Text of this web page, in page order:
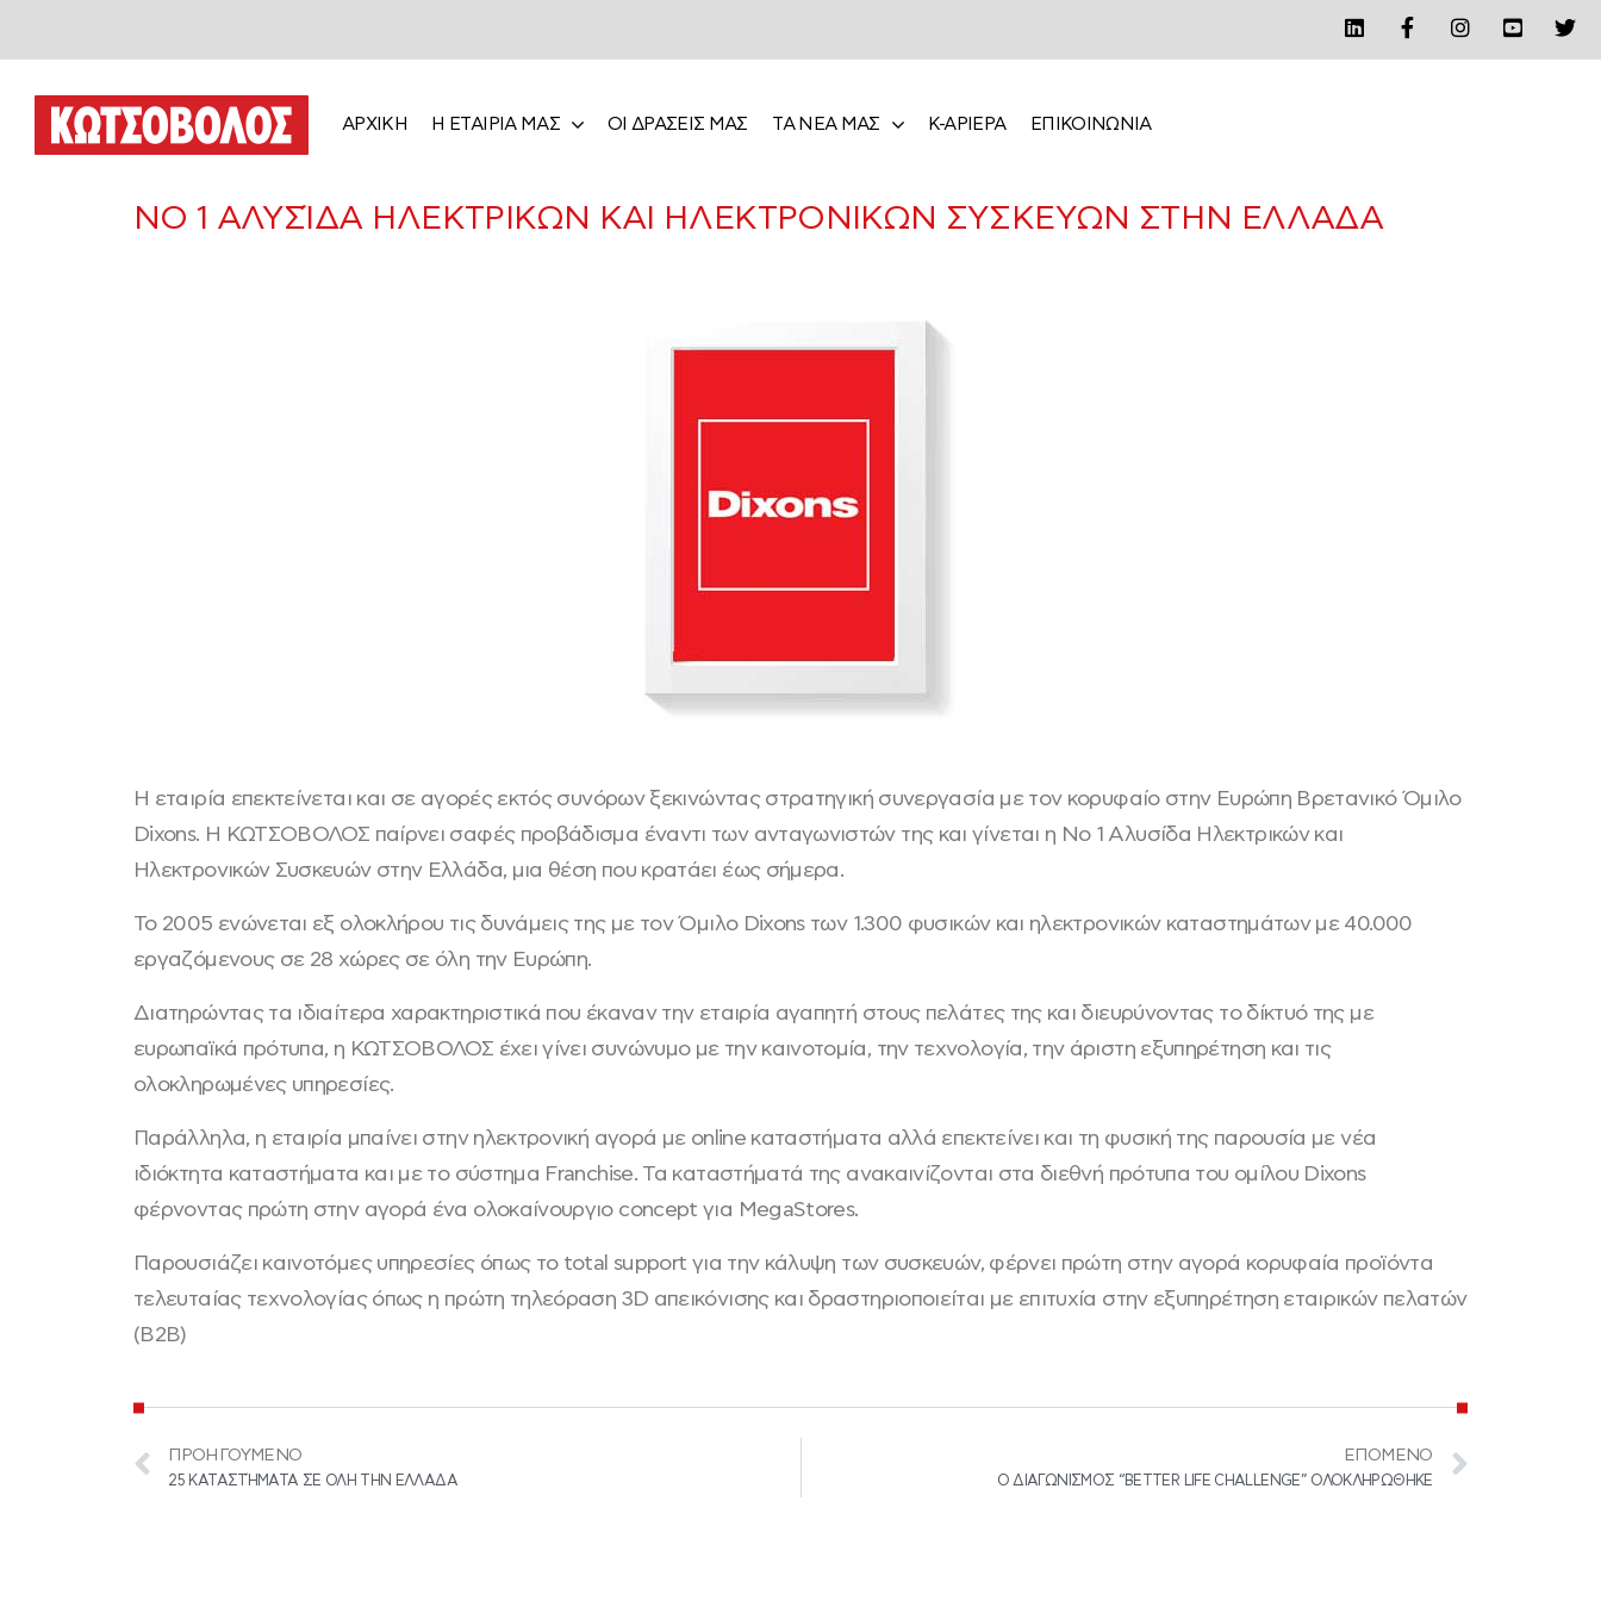
ΑΡΧΙΚΗ Η ΕΤΑΙΡΙΑ ΜΑΣ ΟΙ ΔΡΑΣΕΙΣ ΜΑΣ ΤΑ ΝΕΑ ΜΑΣ Κ-ΑΡΙΕΡΑ ΕΠΙΚΟΙΝΩΝΙΑ
ΝΟ 1 ΑΛΥΣΊΔΑ ΗΛΕΚΤΡΙΚΩΝ ΚΑΙ ΗΛΕΚΤΡΟΝΙΚΩΝ ΣΥΣΚΕΥΩΝ ΣΤΗΝ ΕΛΛΑΔΑ
Η εταιρία επεκτείνεται και σε αγορές εκτός συνόρων ξεκινώντας στρατηγική συνεργασία με τον κορυφαίο στην Ευρώπη Βρετανικό Όμιλο
Dixons. Η ΚΩΤΣΟΒΟΛΟΣ παίρνει σαφές προβάδισμα έναντι των ανταγωνιστών της και γίνεται η Νο 1 Αλυσίδα Ηλεκτρικών και
Ηλεκτρονικών Συσκευών στην Ελλάδα, μια θέση που κρατάει έως σήμερα.
Το 2005 ενώνεται εξ ολοκλήρου τις δυνάμεις της με τον Όμιλο Dixons των 1.300 φυσικών και ηλεκτρονικών καταστημάτων με 40.000
εργαζόμενους σε 28 χώρες σε όλη την Ευρώπη.
Διατηρώντας τα ιδιαίτερα χαρακτηριστικά που έκαναν την εταιρία αγαπητή στους πελάτες της και διευρύνοντας το δίκτυό της με
ευρωπαϊκά πρότυπα, η ΚΩΤΣΟΒΟΛΟΣ έχει γίνει συνώνυμο με την καινοτομία, την τεχνολογία, την άριστη εξυπηρέτηση και τις
ολοκληρωμένες υπηρεσίες.
Παράλληλα, η εταιρία μπαίνει στην ηλεκτρονική αγορά με online καταστήματα αλλά επεκτείνει και τη φυσική της παρουσία με νέα
ιδιόκτητα καταστήματα και με το σύστημα Franchise. Τα καταστήματά της ανακαινίζονται στα διεθνή πρότυπα του ομίλου Dixons
φέρνοντας πρώτη στην αγορά ένα ολοκαίνουργιο concept για MegaStores.
Παρουσιάζει καινοτόμες υπηρεσίες όπως το total support για την κάλυψη των συσκευών, φέρνει πρώτη στην αγορά κορυφαία προϊόντα
τελευταίας τεχνολογίας όπως η πρώτη τηλεόραση 3D απεικόνισης και δραστηριοποιείται με επιτυχία στην εξυπηρέτηση εταιρικών πελατών
(B2B)
ΠΡΟΗΓΟΎΜΕΝΟ
25 ΚΑΤΑΣΤΉΜΑΤΑ ΣΕ ΟΛΗ ΤΗΝ ΕΛΛΑΔΑ
ΕΠΌΜΕΝΟ
Ο ΔΙΑΓΩΝΙΣΜΟΣ “BETTER LIFE CHALLENGE” ΟΛΟΚΛΗΡΩΘΗΚΕ